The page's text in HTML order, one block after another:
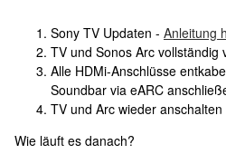
Sony TV Updaten - Anleitung
TV und Sonos Arc vollständig
Alle HDMi-Anschlüsse
Soundbar via eARC
TV und Arc wieder anschalten
Wie läuft es danach?